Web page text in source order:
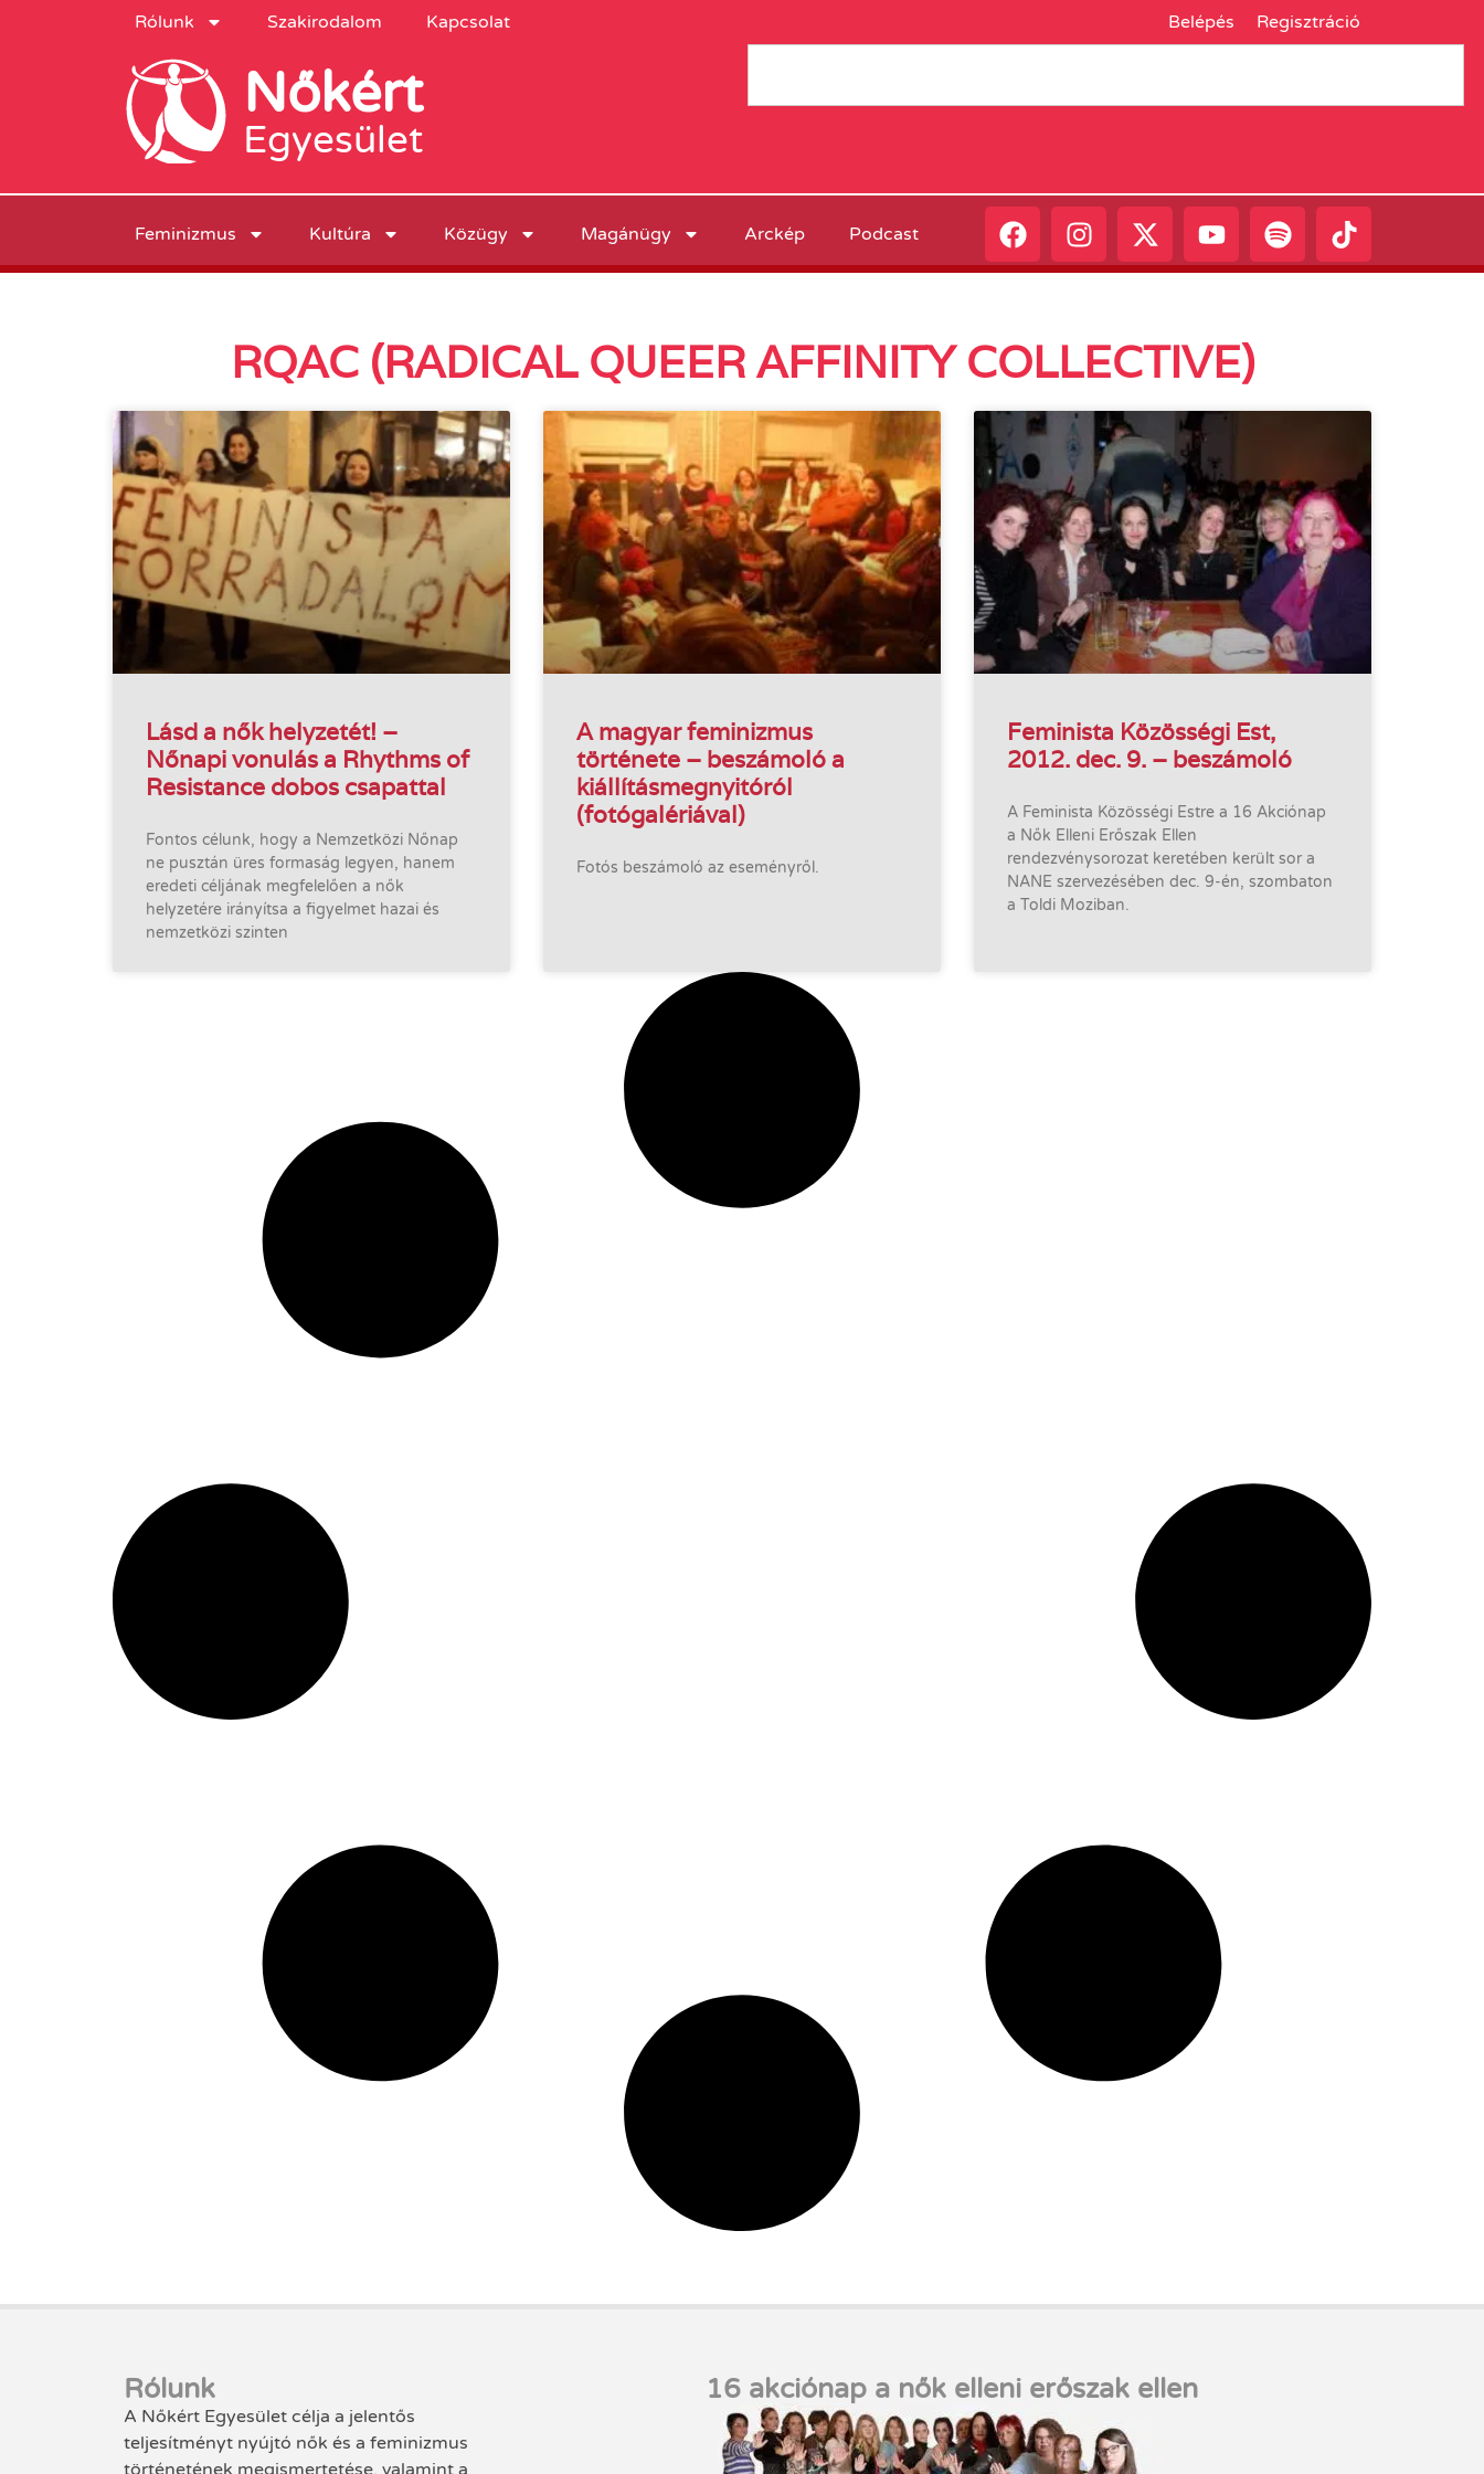
Rólunk Szakirodalom Kapcsolat Belépés Regisztráció
Nőkért
Egyesület
Feminizmus Kultúra Közügy Magánügy Arckép Podcast
RQAC (RADICAL QUEER AFFINITY COLLECTIVE)
Lásd a nők helyzetét! –
Nőnapi vonulás a Rhythms of
Resistance dobos csapattal
Fontos célunk, hogy a Nemzetközi Nőnap
ne pusztán üres formaság legyen, hanem
eredeti céljának megfelelően a nők
helyzetére irányítsa a figyelmet hazai és
nemzetközi szinten
A magyar feminizmus
története – beszámoló a
kiállításmegnyitóról
(fotógalériával)
Fotós beszámoló az eseményről.
Feminista Közösségi Est,
2012. dec. 9. – beszámoló
A Feminista Közösségi Estre a 16 Akciónap
a Nők Elleni Erőszak Ellen
rendezvénysorozat keretében került sor a
NANE szervezésében dec. 9-én, szombaton
a Toldi Moziban.
Rólunk
A Nőkért Egyesület célja a jelentős
teljesítményt nyújtó nők és a feminizmus
történetének megismertetése, valamint a
16 akciónap a nők elleni erőszak ellen